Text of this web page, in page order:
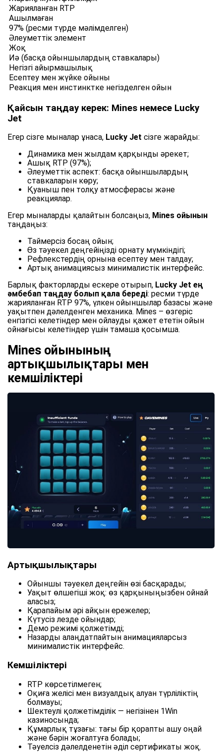
Жарияланған RTP
Ашылмаған
97% (ресми түрде мәлімделген)
Әлеуметтік элемент
Жоқ
Иә (басқа ойыншылардың ставкалары)
Негізгі айырмашылық
Есептеу мен жүйке ойыны
Реакция мен инстинктке негізделген ойын
Қайсын таңдау керек: Mines немесе Lucky
Jet
Егер сізге мыналар ұнаса, Lucky Jet сізге жарайды:
Динамика мен жылдам қарқынды әрекет;
Ашық RTP (97%);
Әлеуметтік аспект: басқа ойыншылардың
ставкаларын көру;
Қуаныш пен толқу атмосферасы және
реакциялар.
Егер мыналарды қалайтын болсаңыз, Mines ойынын
таңдаңыз:
Таймерсіз босаң ойын;
Өз тәуекел деңгейіңізді орнату мүмкіндігі;
Рефлекстердің орнына есептеу мен талдау;
Артық анимациясыз минималистік интерфейс.
Барлық факторларды ескере отырып, Lucky Jet ең
әмбебап таңдау болып қала береді: ресми түрде
жарияланған RTP 97%, үлкен ойыншылар базасы және
уақытпен дәлелденген механика. Mines – өзгеріс
енгізгісі келетіндер мен ойлауды қажет ететін ойын
ойнағысы келетіндер үшін тамаша қосымша.
Mines ойынының
артықшылықтары мен
кемшіліктері
Артықшылықтары
Ойыншы тәуекел деңгейін өзі басқарады;
Уақыт өлшегіші жоқ: өз қарқыныңызбен ойнай
аласыз;
Қарапайым әрі айқын ережелер;
Күтусіз лезде ойындар;
Демо режимі қолжетімді;
Назарды алаңдатпайтын анимацияларсыз
минималистік интерфейс.
Кемшіліктері
RTP көрсетілмеген;
Оқиға желісі мен визуалдық алуан түрліліктің
болмауы;
Шектеулі қолжетімділік — негізінен 1Win
казиносында;
Құмарлық тұзағы: тағы бір қорапты ашу оңай
және бәрін жоғалтуға болады;
Тәуелсіз дәлелденетін әділ сертификаты жоқ.